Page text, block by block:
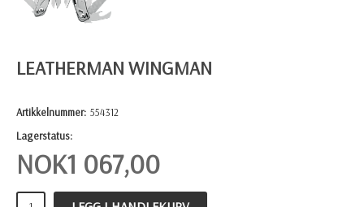
LEATHERMAN WINGMAN
Artikkelnummer: 554312
Lagerstatus:
NOK1 067,00